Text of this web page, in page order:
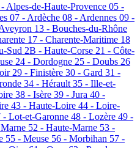
Alpes-de-Haute-Provence 05 -
07 - Ardèche 08 - Ardennes 09 -
13 - Bouches-du-Rhône
17 - Charente-Maritime 18
Sud 2B - Haute-Corse 21 - Côte-
24 - Dordogne 25 - Doubs 26
29 - Finistère 30 - Gard 31 -
34 - Hérault 35 - Ille-et-
38 - Isère 39 - Jura 40 -
43 - Haute-Loire 44 - Loire-
- Lot-et-Garonne 48 - Lozère 49 -
52 - Haute-Marne 53 -
55 - Meuse 56 - Morbihan 57 -